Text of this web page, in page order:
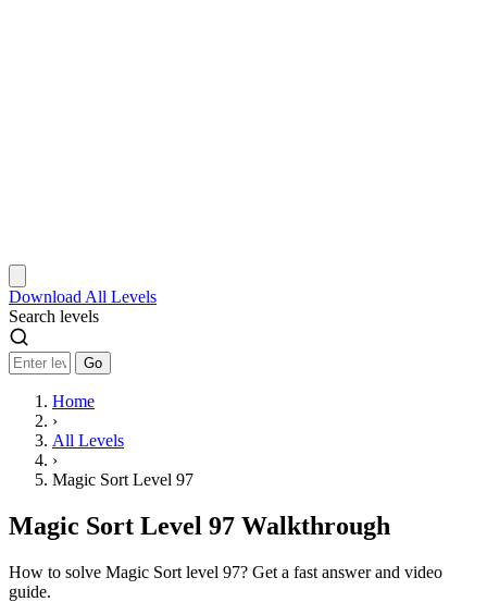
Download All Levels
Search levels
Go
Home
›
All Levels
›
Magic Sort Level 97
Magic Sort Level 97 Walkthrough
How to solve Magic Sort level 97? Get a fast answer and video
guide.